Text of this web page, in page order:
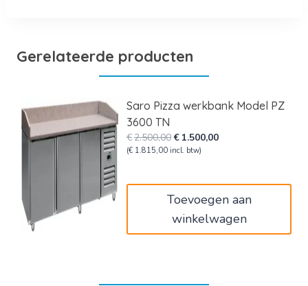
Gerelateerde producten
Saro Pizza werkbank Model PZ
3600 TN
€2.500,00Oorspronkelijke
prijs
€ 1.500,00Huidige
(€ 1.815,00 incl. btw)
Toevoegen aan
winkelwagen